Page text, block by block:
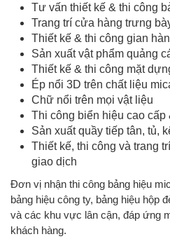
Tư vấn thiết kế & thi công
Trang trí cửa hàng trưng
Thiết kế & thi công gian
Sản xuất vật phẩm quảng
Thiết kế & thi công mặt
Ép nổi 3D trên chất liệu
Chữ nổi trên mọi vật liệu
Thi công biển hiệu cao cấp
Sản xuất quầy tiếp tân, tủ,
Thiết kế, thi công và trang
giao dịch
Đơn vị nhận thi công bảng hiệu
bảng hiệu công ty, bảng hiệu hộp
và các khu vực lân cận, đáp ứng
khách hàng.